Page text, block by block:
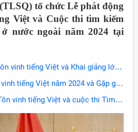
tổ chức Lễ phát động
Việt và Cuộc thi tìm kiếm
nước ngoài năm 2024 tại
vinh tiếng Việt và Khai giảng lớp
đình đa văn hóa năm 2024 tại
tiếng Việt năm 2024 và Gặp gỡ
Việt Nam tại Nhật Bản
vinh tiếng Việt và cuộc thi Tìm
ở nước ngoài năm 2024 tại khu
Nam Trung Nhật Bản